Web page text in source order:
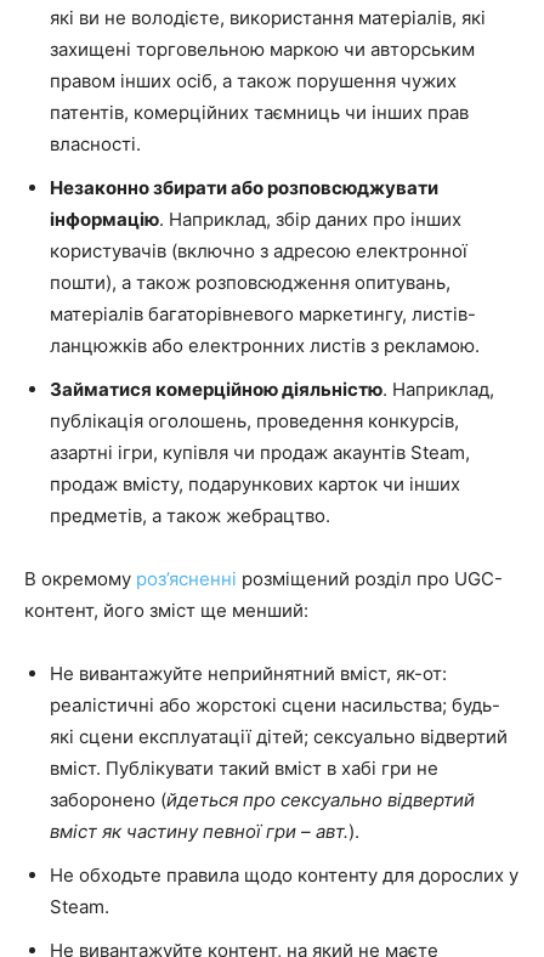
які ви не володієте, використання матеріалів, які
захищені торговельною маркою чи авторським
правом інших осіб, а також порушення чужих
патентів, комерційних таємниць чи інших прав
власності.
Незаконно збирати або розповсюджувати
інформацію. Наприклад, збір даних про інших
користувачів (включно з адресою електронної
пошти), а також розповсюдження опитувань,
матеріалів багаторівневого маркетингу, листів-
ланцюжків або електронних листів з рекламою.
Займатися комерційною діяльністю. Наприклад,
публікація оголошень, проведення конкурсів,
азартні ігри, купівля чи продаж акаунтів Steam,
продаж вмісту, подарункових карток чи інших
предметів, а також жебрацтво.
В окремому роз’ясненні розміщений розділ про UGC-
контент, його зміст ще менший:
Не вивантажуйте неприйнятний вміст, як-от:
реалістичні або жорстокі сцени насильства; будь-
які сцени експлуатації дітей; сексуально відвертий
вміст. Публікувати такий вміст в хабі гри не
заборонено (йдеться про сексуально відвертий
вміст як частину певної гри – авт.).
Не обходьте правила щодо контенту для дорослих у
Steam.
Не вивантажуйте контент, на який не маєте